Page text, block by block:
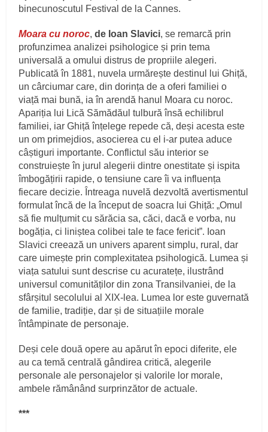
binecunoscutul Festival de la Cannes.
Moara cu noroc,de Ioan Slavici, se remarcă prin
profunzimea analizei psihologice și prin tema
universală a omului distrus de propriile alegeri.
Publicată în 1881, nuvela urmărește destinul lui Ghiță,
un cârciumar care, din dorința de a oferi familiei o
viață mai bună, ia în arendă hanul Moara cu noroc.
Apariția lui Lică Sămădăul tulbură însă echilibrul
familiei, iar Ghiță înțelege repede că, deși acesta este
un om primejdios, asocierea cu el i-ar putea aduce
câștiguri importante. Conflictul său interior se
construiește în jurul alegerii dintre onestitate și ispita
îmbogățirii rapide, o tensiune care îi va influența
fiecare decizie. Întreaga nuvelă dezvoltă avertismentul
formulat încă de la început de soacra lui Ghiță: „Omul
să fie mulțumit cu sărăcia sa, căci, dacă e vorba, nu
bogăția, ci liniștea colibei tale te face fericit”. Ioan
Slavici creează un univers aparent simplu, rural, dar
care uimește prin complexitatea psihologică. Lumea și
viața satului sunt descrise cu acuratețe, ilustrând
universul comunităților din zona Transilvaniei, de la
sfârșitul secolului al XIX-lea. Lumea lor este guvernată
de familie, tradiție, dar și de situațiile morale
întâmpinate de personaje.
Deși cele două opere au apărut în epoci diferite, ele
au ca temă centrală gândirea critică, alegerile
personale ale personajelor și valorile lor morale,
ambele rămânând surprinzător de actuale.
***